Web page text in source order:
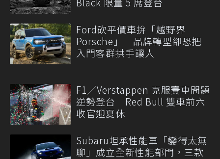
Ford砍平價車拚「越野界
Porsche」 品牌轉型卻恐把
入門客群拱手讓人
F1／Verstappen 克服賽車問題
逆勢登台 Red Bull 雙車前六
收官迎夏休
Subaru坦承性能車「變得太無
聊」成立全新性能部門，三款